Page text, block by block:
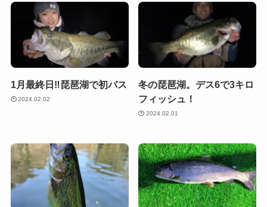
1月最終日‼️琵琶湖で初バス
2024.02.02
冬の琵琶湖。デス6で3キロ
フィッシュ！
2024.02.01